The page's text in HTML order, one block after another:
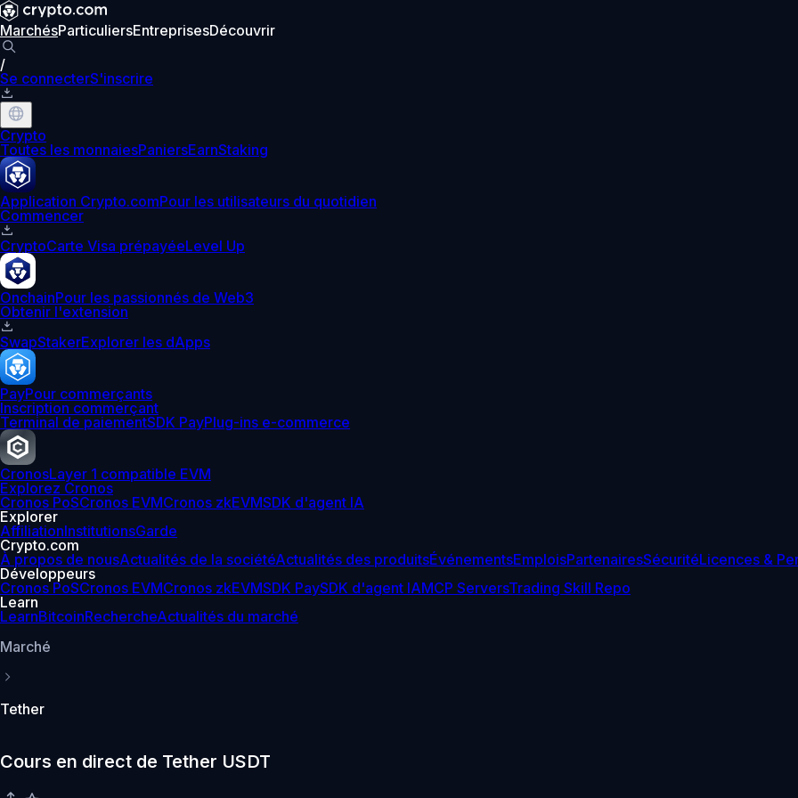
MarchésParticuliersEntreprisesDécouvrir
/
Se connecterS'inscrire
Crypto
Toutes les monnaiesPaniersEarnStaking
Application Crypto.comPour les utilisateurs du quotidien
Commencer
CryptoCarte Visa prépayéeLevel Up
OnchainPour les passionnés de Web3
Obtenir l'extension
SwapStakerExplorer les dApps
PayPour commerçants
Inscription commerçant
Terminal de paiementSDK PayPlug-ins e-commerce
CronosLayer 1 compatible EVM
Explorez Cronos
Cronos PoSCronos EVMCronos zkEVMSDK d'agent IA
Explorer
AffiliationInstitutionsGarde
Crypto.com
À propos de nousActualités de la sociétéActualités des produitsÉvénementsEmploisPartenairesSécuritéLicences &
Développeurs
Cronos PoSCronos EVMCronos zkEVMSDK PaySDK d'agent IAMCP ServersTrading Skill Repo
Learn
LearnBitcoinRechercheActualités du marché
Marché
Tether
Cours en direct de Tether USDT